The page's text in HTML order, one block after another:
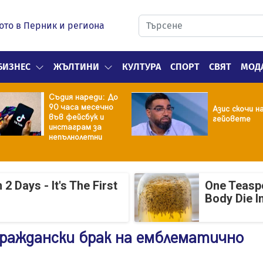
в Перник и региона
ЖЪЛТИНИ КУЛТУРА СПОРТ СВЯТ
Съдия нареди: До
90 часа месечно
във фейсбук и
инстаграм за
непълнолетни
Азис скочи
гейовете
2 Days - It's The First
One
Body Die
брак на емблематично